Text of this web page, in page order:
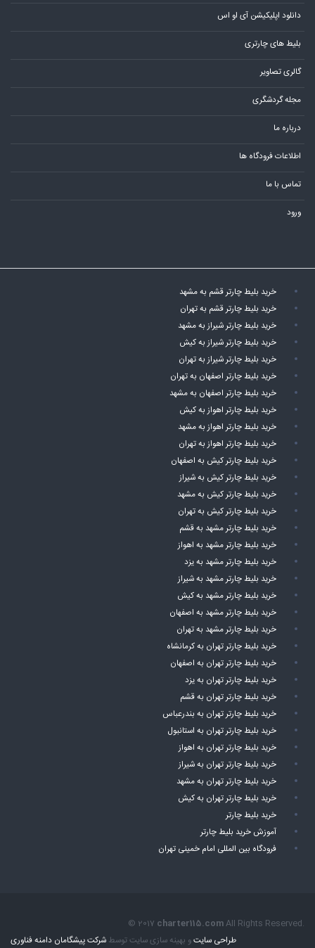
دانلود اپلیکیشن آی او اس
بلیط های چارتری
گالری تصاویر
مجله گردشگری
درباره ما
اطلاعات فرودگاه ها
تماس با ما
ورود
خرید بلیط چارتر قشم به مشهد
خرید بلیط چارتر قشم به تهران
خرید بلیط چارتر شیراز به مشهد
خرید بلیط چارتر شیراز به کیش
خرید بلیط چارتر شیراز به تهران
خرید بلیط چارتر اصفهان به تهران
خرید بلیط چارتر اصفهان به مشهد
خرید بلیط چارتر اهواز به کیش
خرید بلیط چارتر اهواز به مشهد
خرید بلیط چارتر اهواز به تهران
خرید بلیط چارتر کیش به اصفهان
خرید بلیط چارتر کیش به شیراز
خرید بلیط چارتر کیش به مشهد
خرید بلیط چارتر کیش به تهران
خرید بلیط چارتر مشهد به قشم
خرید بلیط چارتر مشهد به اهواز
خرید بلیط چارتر مشهد به یزد
خرید بلیط چارتر مشهد به شیراز
خرید بلیط چارتر مشهد به کیش
خرید بلیط چارتر مشهد به اصفهان
خرید بلیط چارتر مشهد به تهران
خرید بلیط چارتر تهران به کرمانشاه
خرید بلیط چارتر تهران به اصفهان
خرید بلیط چارتر تهران به یزد
خرید بلیط چارتر تهران به قشم
خرید بلیط چارتر تهران به بندرعباس
خرید بلیط چارتر تهران به استانبول
خرید بلیط چارتر تهران به اهواز
خرید بلیط چارتر تهران به شیراز
خرید بلیط چارتر تهران به مشهد
خرید بلیط چارتر تهران به کیش
خرید بلیط چارتر
آموزش خرید بلیط چارتر
فرودگاه بین المللی امام خمینی تهران
© 2017 charter115.comAll Rights Reserved.
طراحی سایتو بهینه سازی سایت توسط شرکت پیشگامان دامنه فناوری